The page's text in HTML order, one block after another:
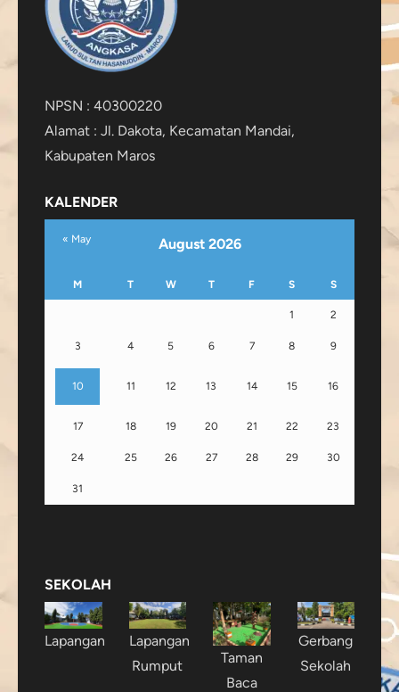
NPSN : 40300220
Alamat : Jl. Dakota, Kecamatan Mandai,
Kabupaten Maros
KALENDER
August 2026
M T W T F S S
1 2
3 4 5 6 7 8 9
10 11 12 13 14 15 16
17 18 19 20 21 22 23
24 25 26 27 28 29 30
31
« May
SEKOLAH
Lapangan
Lapangan
Rumput
Taman
Baca
Gerbang
Sekolah